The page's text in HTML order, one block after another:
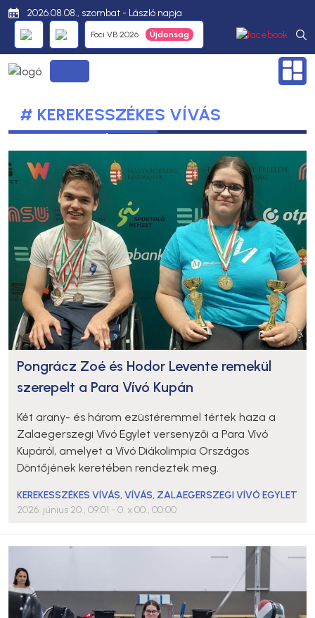
2026.08.08., szombat - László napja
Foci VB 2026
# KEREKESSZÉKES VÍVÁS
Pongrácz Zoé és Hodor Levente remekül
szerepelt a Para Vívó Kupán
Két arany- és három ezüstéremmel tértek haza a
Zalaegerszegi Vívó Egylet versenyzői a Para Vívó
Kupáról, amelyet a Vívó Diákolimpia Országos
Döntőjének keretében rendeztek meg.
KEREKESSZÉKES VÍVÁS,VÍVÁS, ZALAEGERSZEGI VÍVÓ EGYLET
2026. június 20., 09:01 - 0. x 00., 00:00